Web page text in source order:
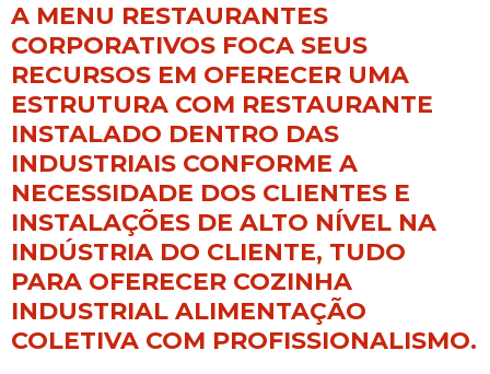
A MENU RESTAURANTES
CORPORATIVOS FOCA SEUS
RECURSOS EM OFERECER UMA
ESTRUTURA COM RESTAURANTE
INSTALADO DENTRO DAS
INDUSTRIAIS CONFORME A
NECESSIDADE DOS CLIENTES E
INSTALAÇÕES DE ALTO NÍVEL NA
INDÚSTRIA DO CLIENTE, TUDO
PARA OFERECER COZINHA
INDUSTRIAL ALIMENTAÇÃO
COLETIVA COM PROFISSIONALISMO.